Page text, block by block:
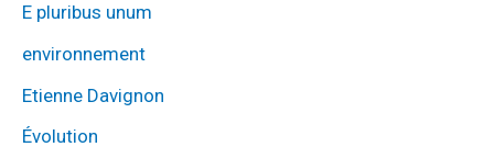
E pluribus unum
environnement
Etienne Davignon
Évolution